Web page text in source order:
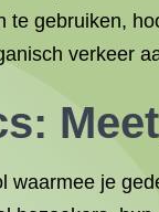
te gebruiken,
verkeer
waarmee je